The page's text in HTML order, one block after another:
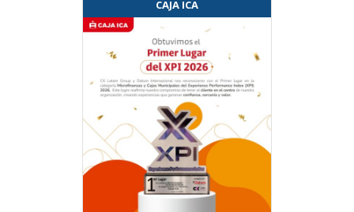
CAJA ICA